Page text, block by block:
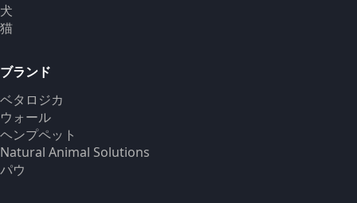
犬
猫
ブランド
ベタロジカ
ウォール
ヘンプペット
Natural Animal Solutions
パウ